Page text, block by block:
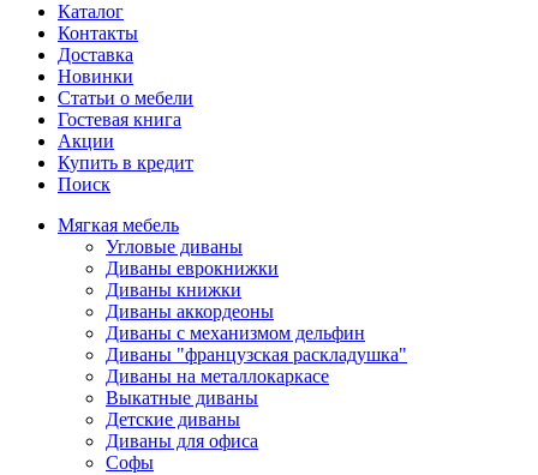
Каталог
Контакты
Доставка
Новинки
Статьи о мебели
Гостевая книга
Акции
Купить в кредит
Поиск
Мягкая мебель
Угловые диваны
Диваны еврокнижки
Диваны книжки
Диваны аккордеоны
Диваны с механизмом дельфин
Диваны "французская раскладушка"
Диваны на металлокаркасе
Выкатные диваны
Детские диваны
Диваны для офиса
Софы